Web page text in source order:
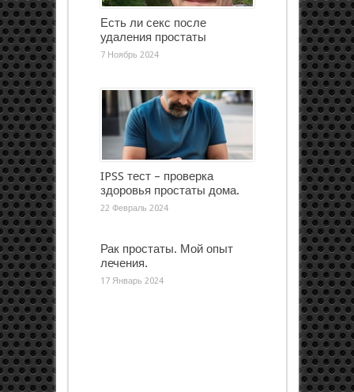
Есть ли секс после
удаления простаты
7 Ноябрь 2024
IPSS тест – проверка
здоровья простаты дома.
22 Февраль 2024
Рак простаты. Мой опыт
лечения.
17 Январь 2024